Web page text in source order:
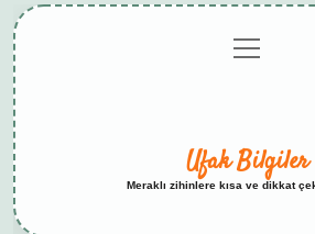
menüyü
aç
Ufak Bilgiler
Meraklı zihinlere kısa ve dikkat